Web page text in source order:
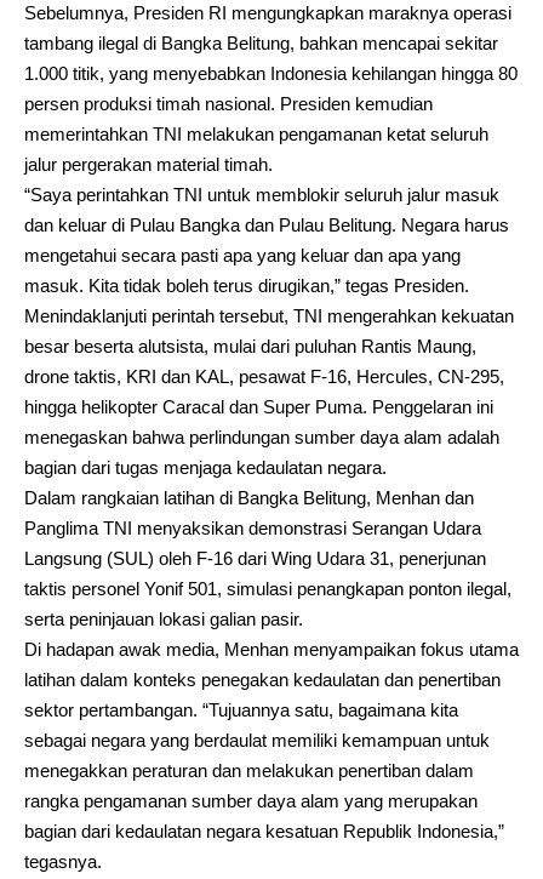
Sebelumnya, Presiden RI mengungkapkan maraknya operasi
tambang ilegal di Bangka Belitung, bahkan mencapai sekitar
1.000 titik, yang menyebabkan Indonesia kehilangan hingga 80
persen produksi timah nasional. Presiden kemudian
memerintahkan TNI melakukan pengamanan ketat seluruh
jalur pergerakan material timah.
“Saya perintahkan TNI untuk memblokir seluruh jalur masuk
dan keluar di Pulau Bangka dan Pulau Belitung. Negara harus
mengetahui secara pasti apa yang keluar dan apa yang
masuk. Kita tidak boleh terus dirugikan,” tegas Presiden.
Menindaklanjuti perintah tersebut, TNI mengerahkan kekuatan
besar beserta alutsista, mulai dari puluhan Rantis Maung,
drone taktis, KRI dan KAL, pesawat F-16, Hercules, CN-295,
hingga helikopter Caracal dan Super Puma. Penggelaran ini
menegaskan bahwa perlindungan sumber daya alam adalah
bagian dari tugas menjaga kedaulatan negara.
Dalam rangkaian latihan di Bangka Belitung, Menhan dan
Panglima TNI menyaksikan demonstrasi Serangan Udara
Langsung (SUL) oleh F-16 dari Wing Udara 31, penerjunan
taktis personel Yonif 501, simulasi penangkapan ponton ilegal,
serta peninjauan lokasi galian pasir.
Di hadapan awak media, Menhan menyampaikan fokus utama
latihan dalam konteks penegakan kedaulatan dan penertiban
sektor pertambangan. “Tujuannya satu, bagaimana kita
sebagai negara yang berdaulat memiliki kemampuan untuk
menegakkan peraturan dan melakukan penertiban dalam
rangka pengamanan sumber daya alam yang merupakan
bagian dari kedaulatan negara kesatuan Republik Indonesia,”
tegasnya.